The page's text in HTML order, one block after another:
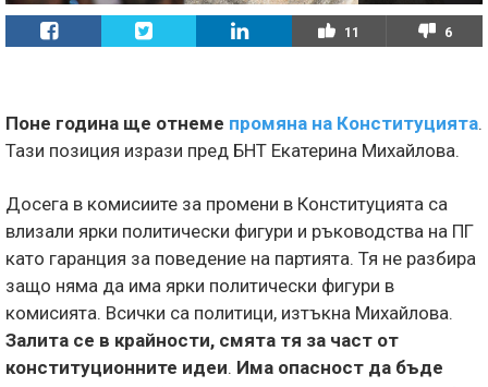
11 6
Поне година ще отнеме промяна на Конституцията.
Тази позиция изрази пред БНТ Екатерина Михайлова.
Досега в комисиите за промени в Конституцията са
влизали ярки политически фигури и ръководства на ПГ
като гаранция за поведение на партията. Тя не разбира
защо няма да има ярки политически фигури в
комисията. Всички са политици, изтъкна Михайлова.
Залита се в крайности, смята тя за част от
конституционните идеи. Има опасност да бъде